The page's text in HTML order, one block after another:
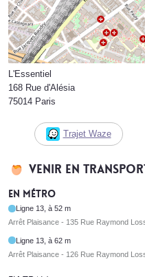
L'Essentiel
168 Rue d'Alésia
75014 Paris
Trajet Waze
Venir en
En métro
Ligne 13, à 52 m
Arrêt Plaisance - 135 Rue Raymond
Ligne 13, à 62 m
Arrêt Plaisance - 126 Rue Raymond